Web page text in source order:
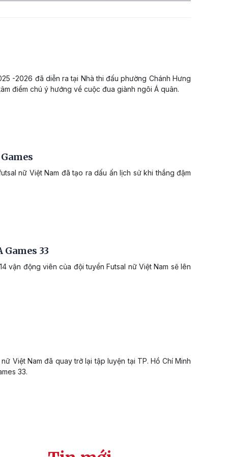
-2026 đã diễn ra tại Nhà thi đấu phường Chánh Hưng
điểm chú ý hướng về cuộc đua giành ngôi Á quân.
nữ Việt Nam đã tạo ra dấu ấn lịch sử khi thắng đậm
33
vận động viên của đội tuyển Futsal nữ Việt Nam sẽ lên
Việt Nam đã quay trở lại tập luyện tại TP. Hồ Chí Minh
33.